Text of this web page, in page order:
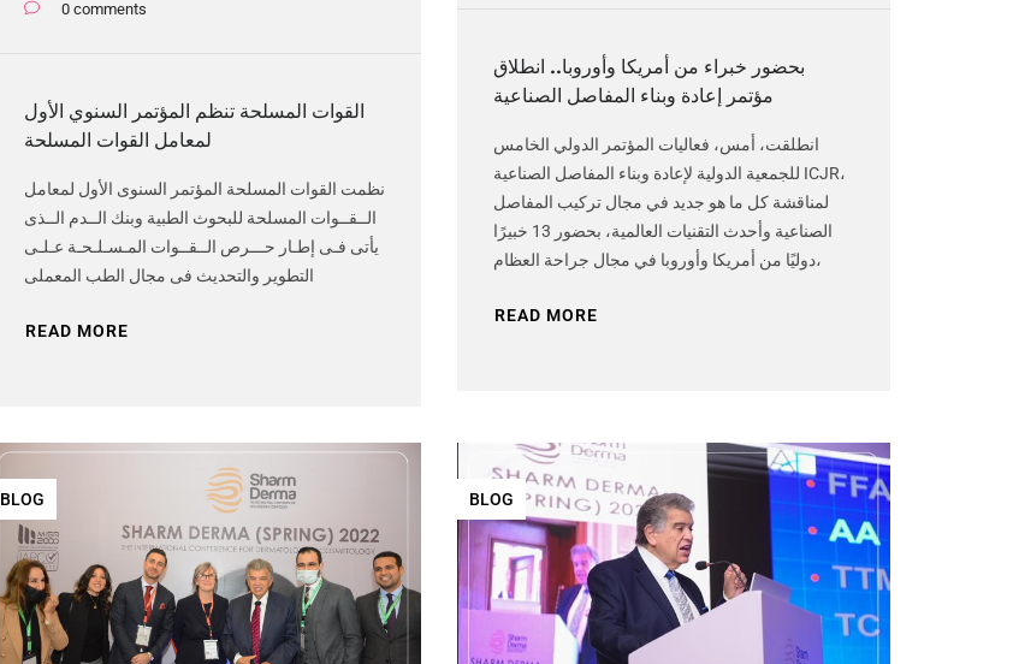
0 comments
القوات المسلحة تنظم المؤتمر السنوي الأول
لمعامل القوات المسلحة
نظمت القوات المسلحة المؤتمر السنوى الأول لمعامل
الــقــوات المسلحة للبحوث الطبية وبنك الــدم الــذى
يأتى فـى إطـار حـــرص الــقــوات المـسـلـحـة عـلـى
التطوير والتحديث فى مجال الطب المعملى
READ MORE
بحضور خبراء من أمريكا وأوروبا.. انطلاق
مؤتمر إعادة وبناء المفاصل الصناعية
انطلقت، أمس، فعاليات المؤتمر الدولي الخامس
للجمعية الدولية لإعادة وبناء المفاصل الصناعية ICJR،
لمناقشة كل ما هو جديد في مجال تركيب المفاصل
الصناعية وأحدث التقنيات العالمية، بحضور 13 خبيرًا
دوليًا من أمريكا وأوروبا في مجال جراحة العظام،
READ MORE
BLOG BLOG